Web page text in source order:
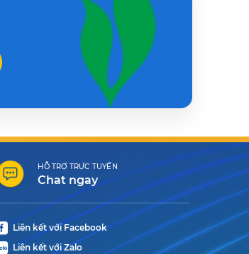
HỖ TRỢ TRỰC TUYẾN
Chat ngay
Liên kết với Facebook
Liên kết với Zalo